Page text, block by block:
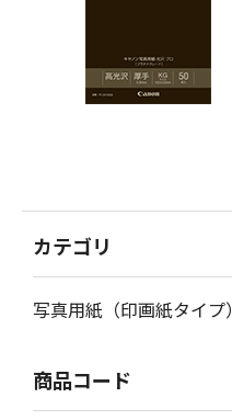
カテゴリ
写真用紙（印画紙タイプ）
商品コード